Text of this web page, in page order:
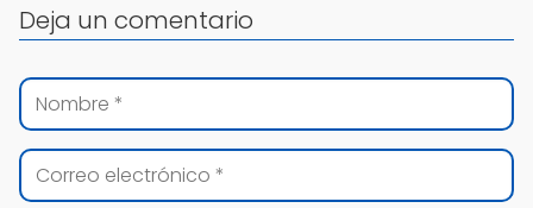
Deja un comentario